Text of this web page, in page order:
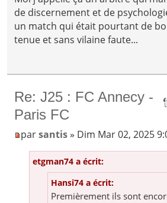
de discernement et de
un match qui était pourtant de
tenue et sans vilaine faute...
Re: J25 : FC Annecy -
Paris FC
parsantis» Dim Mar 02, 2025
etgman74 a écrit:
Hansi74 a écrit:
Premièrement ils sont